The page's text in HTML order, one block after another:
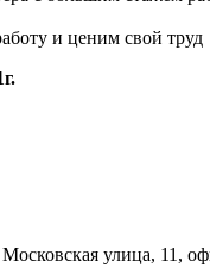
и ценим свой труд
Московская улица, 11,